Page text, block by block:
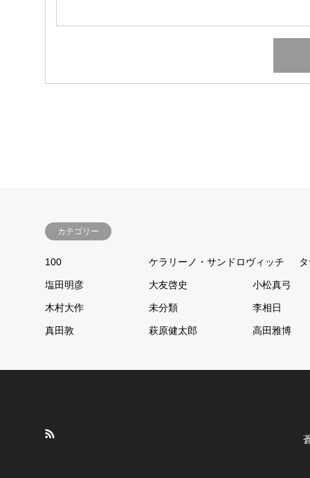
カテゴリー
100 ケラリーノ・サンドロヴィッチ
塩田明彦 大友啓史 小松真弓
木村大作 未分類 李相日
真田敦 萩原健太郎 高田雅博